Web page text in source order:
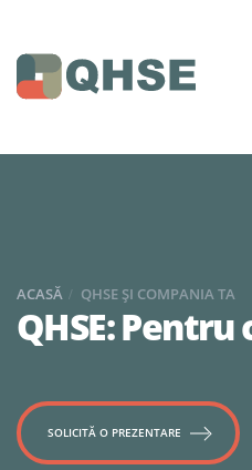
QHSE:
ACASĂ QHSE ȘI COMPANIA TA
SOLICITĂ O PREZENTARE